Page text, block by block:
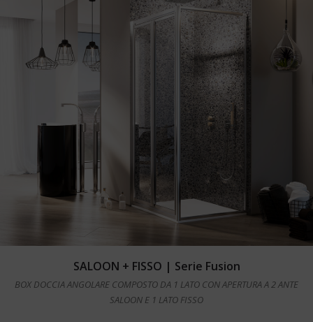
Leggi tutto
SALOON + FISSO | Serie Fusion
BOX DOCCIA ANGOLARE COMPOSTO DA 1 LATO CON APERTURA A 2 ANTE
SALOON E 1 LATO FISSO